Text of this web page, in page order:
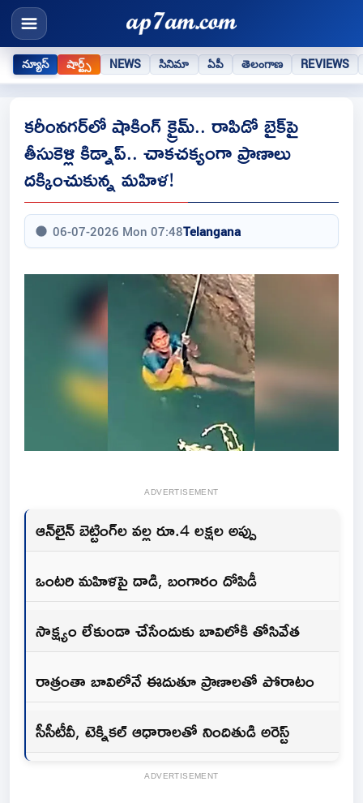
న్యూస్ షార్ట్స్ NEWS సినిమా ఏపీ తెలంగాణ REVIEWS
కరీంనగర్‌లో షాకింగ్ క్రైమ్.. రాపిడో బైక్‌పై
తీసుకెళ్లి కిడ్నాప్.. చాకచక్యంగా ప్రాణాలు
దక్కించుకున్న మహిళ!
06-07-2026 Mon 07:48Telangana
ADVERTISEMENT
ఆన్‌లైన్ బెట్టింగ్‌ల వల్ల రూ.4 లక్షల అప్పు
ఒంటరి మహిళపై దాడి, బంగారం దోపిడీ
సాక్ష్యం లేకుండా చేసేందుకు బావిలోకి తోసివేత
రాత్రంతా బావిలోనే ఈదుతూ ప్రాణాలతో పోరాటం
సీసీటీవీ, టెక్నికల్ ఆధారాలతో నిందితుడి అరెస్ట్
ADVERTISEMENT